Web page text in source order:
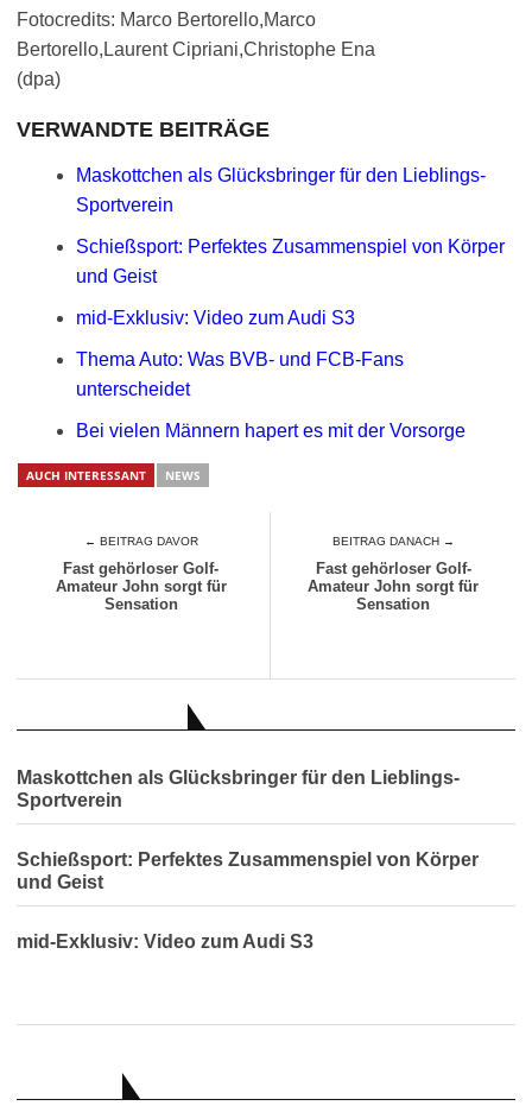
Fotocredits: Marco Bertorello,Marco
Bertorello,Laurent Cipriani,Christophe Ena
(dpa)
VERWANDTE BEITRÄGE
Maskottchen als Glücksbringer für den Lieblings-
Sportverein
Schießsport: Perfektes Zusammenspiel von Körper
und Geist
mid-Exklusiv: Video zum Audi S3
Thema Auto: Was BVB- und FCB-Fans
unterscheidet
Bei vielen Männern hapert es mit der Vorsorge
AUCH INTERESSANT NEWS
← BEITRAG DAVOR
Fast gehörloser Golf-
Amateur John sorgt für
Sensation
BEITRAG DANACH →
Fast gehörloser Golf-
Amateur John sorgt für
Sensation
Maskottchen als Glücksbringer für den Lieblings-
Sportverein
Schießsport: Perfektes Zusammenspiel von Körper
und Geist
mid-Exklusiv: Video zum Audi S3